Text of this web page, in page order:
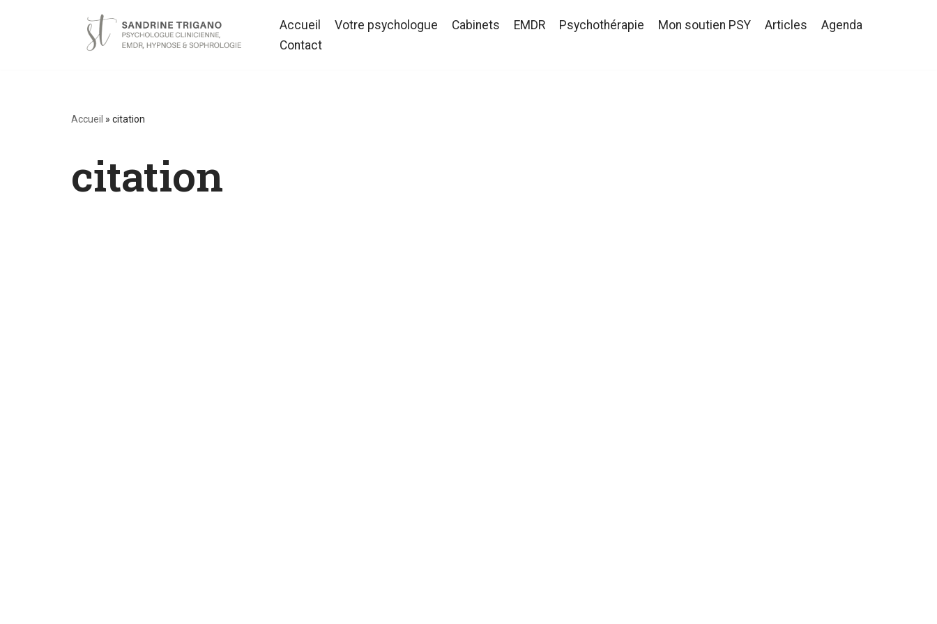
Accueil Votre psychologue Cabinets EMDR Psychothérapie Mon soutien PSY Articles
Agenda
Contact
Accueil » citation
citation